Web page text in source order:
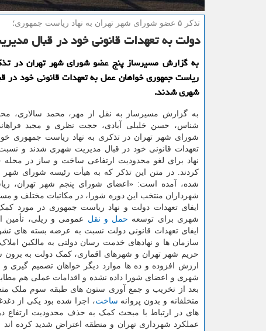
تذكر ۵ عضو شورای شهر تهران به نهاد ریاست جمهوری؛
دولت به تعهدات قانونی خود در قبال
به گزارش مسیرساز پنج عضو شورای شهر تهران در
ریاست جمهوری خواهان عمل به تعهدات قانونی خود در
شهری شدند.
به گزارش مسیرساز به نقل از مهر، محمد سالاری،
شناس، حسن خلیلی آبادی، حجت نظری و مجید
شورای شهر تهران در تذکری به نهاد ریاست جمهوری
تعهدات قانونی خود در قبال مدیریت شهری شدند و
نهاد برای لغو محدودیت ارتفاعی ساخت و ساز در محله
کردند. در متن این تذکر که به هیأت رئیسه شورای شهر
شده، آمده است: «اعضای شورای پنجم شهر تهران،
شهرداران منتخب این دوره شورا، در مکاتبات مختلف و
ایفای تعهدات دولت و نهاد ریاست جمهوری در مورد
شهری برای توسعه حمل و نقل عمومی و ریلی، تأمین
ایفای تعهدات قانونی دولت نسبت به عرضه بسته های
سازمان ها و نهادهای خدمت رسان دولتی به مالکین
حریم شهر تهران و شهرهای اقماری، کمک دولت به برون
ارزش افزوده و ده ها موارد دیگر خواهان تصمیم گیری
شهری و اعضای شورا داده نشده و اقدامات عملی هم
بعد از تخریب و جمع آوری ستون های طبقه سوم ملک
متخلفانه و بدون پروانه ساخت، اجرا شده بود یکی از
های در ارتباط با مبحث کمک به حذف محدودیت
عملکرد شهرداری تهران و منطقه اعتراض شدید کرده